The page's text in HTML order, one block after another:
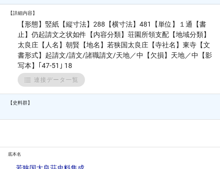
【詳細内容】
【形態】竪紙【縦寸法】288【横寸法】481【単位】１通【書
止】仍起請文之状如件【内容分類】荘園所領支配【地域分類】
太良庄【人名】朝賢【地名】若狭国太良庄【寺社名】東寺【文
書形式】起請文/請文/諸職請文/天地／中【欠損】天地／中【影
写本】｢47-51｣ 18
連接データ一覧
【史料群】
底本名